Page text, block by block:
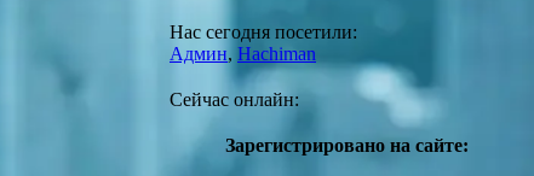
Нас сегодня посетили:
Админ, Hachiman
Сейчас онлайн:
Зарегистрировано на сайте: